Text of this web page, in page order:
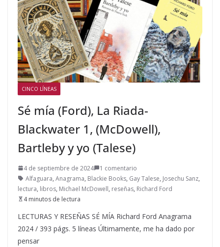
CINCO LÍNEAS
Sé mía (Ford), La Riada-
Blackwater 1, (McDowell),
Bartleby y yo (Talese)
4 de septiembre de 2024
1 comentario
Alfaguara, Anagrama, Blackie Books, Gay Talese, Josechu Sanz,
lectura, libros, Michael McDowell, reseñas, Richard Ford
4 minutos de lectura
LECTURAS Y RESEÑAS SÉ MÍA Richard Ford Anagrama
2024 / 393 págs. 5 líneas Últimamente, me ha dado por
pensar